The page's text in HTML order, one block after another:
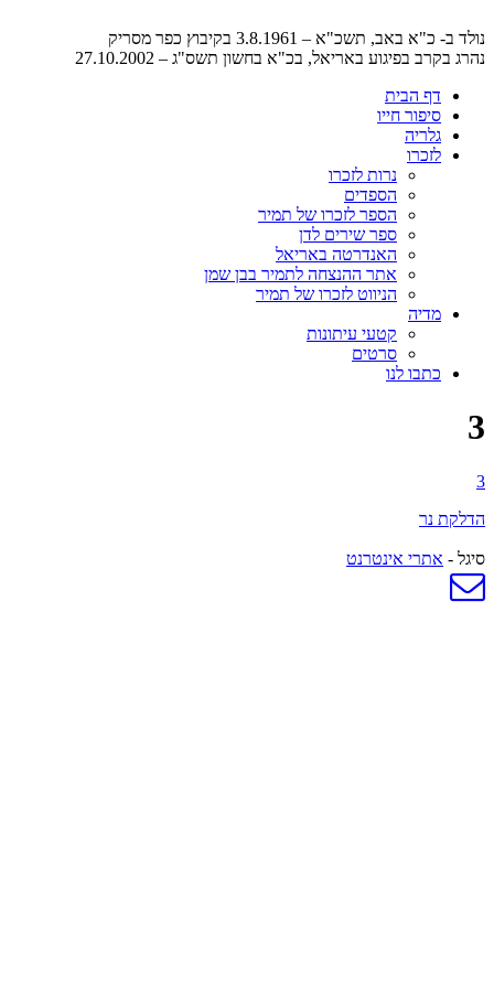
נולד ב- כ"א באב, תשכ"א – 3.8.1961 בקיבוץ כפר מסריק
נהרג בקרב בפיגוע באריאל, בכ"א בחשון תשס"ג – 27.10.2002
דף הבית
סיפור חייו
גלריה
לזכרו
נרות לזכרו
הספדים
הספר לזכרו של תמיר
ספר שירים לדן
האנדרטה באריאל
אתר ההנצחה לתמיר בבן שמן
הניווט לזכרו של תמיר
מדיה
קטעי עיתונות
סרטים
כתבו לנו
3
3
הדלקת נר
סיגל - אתרי אינטרנט